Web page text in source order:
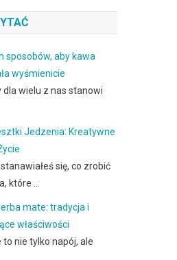
sposobów, aby kawa
wyśmienicie
dla wielu z nas stanowi
Jedzenia: Kreatywne
się, co zrobić
które …
mate: tradycja i
właściwości
nie tylko napój, ale